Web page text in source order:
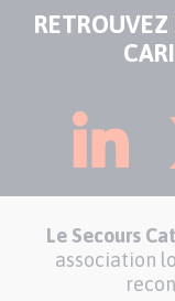
Le Secours
association